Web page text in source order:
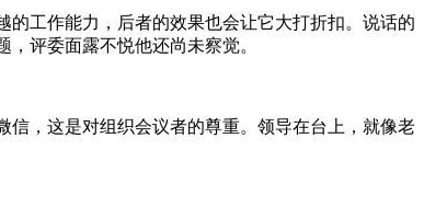
工作能力，后者的效果也会让它大打折扣。说话的
评委面露不悦他还尚未察觉。
，这是对组织会议者的尊重。领导在台上，就像老